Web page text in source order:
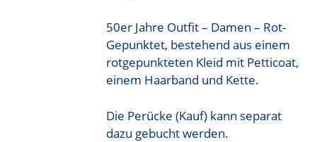
50er Jahre Outfit – Damen – Rot-
Gepunktet, bestehend aus einem
rotgepunkteten Kleid mit Petticoat,
einem Haarband und Kette.
Die Perücke (Kauf) kann separat
dazu gebucht werden.